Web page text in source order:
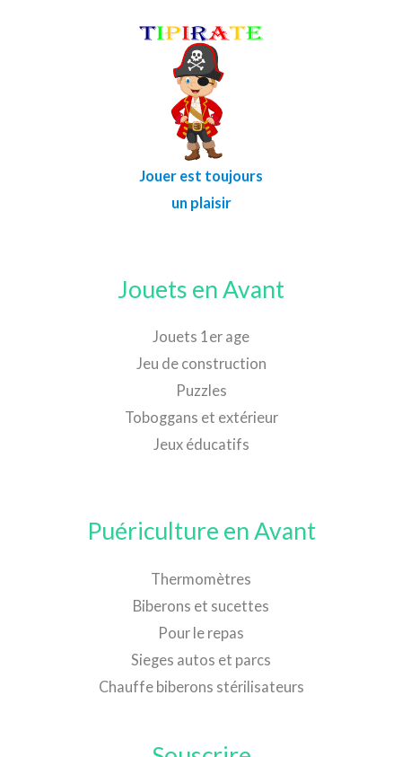
Jouer est toujours
un plaisir
Jouets en Avant
Jouets 1er age
Jeu de construction
Puzzles
Toboggans et extérieur
Jeux éducatifs
Puériculture en Avant
Thermomètres
Biberons et sucettes
Pour le repas
Sieges autos et parcs
Chauffe biberons stérilisateurs